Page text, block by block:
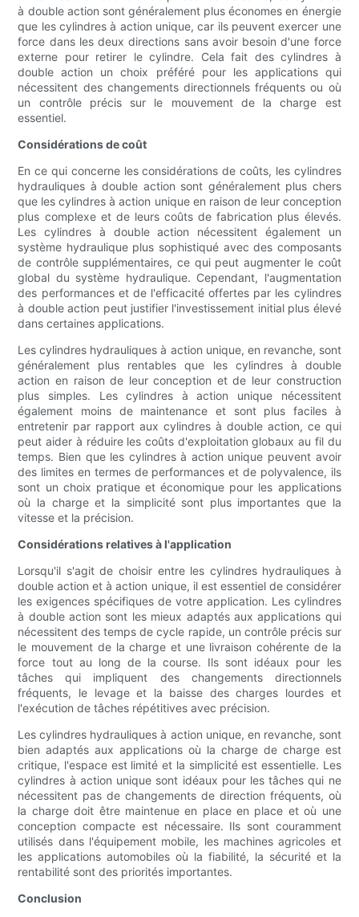
à double action sont généralement plus économes en énergie
que les cylindres à action unique, car ils peuvent exercer une
force dans les deux directions sans avoir besoin d'une force
externe pour retirer le cylindre. Cela fait des cylindres à
double action un choix préféré pour les applications qui
nécessitent des changements directionnels fréquents ou où
un contrôle précis sur le mouvement de la charge est
essentiel.
Considérations de coût
En ce qui concerne les considérations de coûts, les cylindres
hydrauliques à double action sont généralement plus chers
que les cylindres à action unique en raison de leur conception
plus complexe et de leurs coûts de fabrication plus élevés.
Les cylindres à double action nécessitent également un
système hydraulique plus sophistiqué avec des composants
de contrôle supplémentaires, ce qui peut augmenter le coût
global du système hydraulique. Cependant, l'augmentation
des performances et de l'efficacité offertes par les cylindres
à double action peut justifier l'investissement initial plus élevé
dans certaines applications.
Les cylindres hydrauliques à action unique, en revanche, sont
généralement plus rentables que les cylindres à double
action en raison de leur conception et de leur construction
plus simples. Les cylindres à action unique nécessitent
également moins de maintenance et sont plus faciles à
entretenir par rapport aux cylindres à double action, ce qui
peut aider à réduire les coûts d'exploitation globaux au fil du
temps. Bien que les cylindres à action unique peuvent avoir
des limites en termes de performances et de polyvalence, ils
sont un choix pratique et économique pour les applications
où la charge et la simplicité sont plus importantes que la
vitesse et la précision.
Considérations relatives à l'application
Lorsqu'il s'agit de choisir entre les cylindres hydrauliques à
double action et à action unique, il est essentiel de considérer
les exigences spécifiques de votre application. Les cylindres
à double action sont les mieux adaptés aux applications qui
nécessitent des temps de cycle rapide, un contrôle précis sur
le mouvement de la charge et une livraison cohérente de la
force tout au long de la course. Ils sont idéaux pour les
tâches qui impliquent des changements directionnels
fréquents, le levage et la baisse des charges lourdes et
l'exécution de tâches répétitives avec précision.
Les cylindres hydrauliques à action unique, en revanche, sont
bien adaptés aux applications où la charge de charge est
critique, l'espace est limité et la simplicité est essentielle. Les
cylindres à action unique sont idéaux pour les tâches qui ne
nécessitent pas de changements de direction fréquents, où
la charge doit être maintenue en place en place et où une
conception compacte est nécessaire. Ils sont couramment
utilisés dans l'équipement mobile, les machines agricoles et
les applications automobiles où la fiabilité, la sécurité et la
rentabilité sont des priorités importantes.
Conclusion